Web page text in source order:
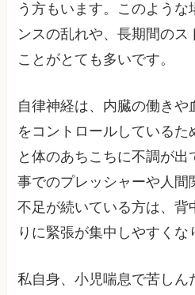
う方もいます。このような
ンスの乱れや、長期間のス
ことがとても多いです。
自律神経は、内臓の働き
をコントロールしているた
と体のあちこちに不調が
事でのプレッシャーや人間
不足が続いている方は、背
りに緊張が集中しやすくな
私自身、小児喘息で苦しん